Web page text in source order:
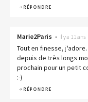
RÉPONDRE
Marie2Paris • Il y a 11 ans
Tout en finesse,
depuis de très longs
prochain pour un petit
:-)
RÉPONDRE